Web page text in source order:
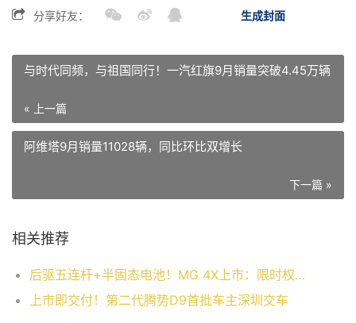
生成封面
分享好友：
与时代同频，与祖国同行！一汽红旗9月销量突破4.45万辆
« 上一篇
阿维塔9月销量11028辆，同比环比双增长
下一篇 »
相关推荐
后驱五连杆+半固态电池！MG 4X上市：限时权益价9.28万起
上市即交付！第二代腾势D9首批车主深圳交车